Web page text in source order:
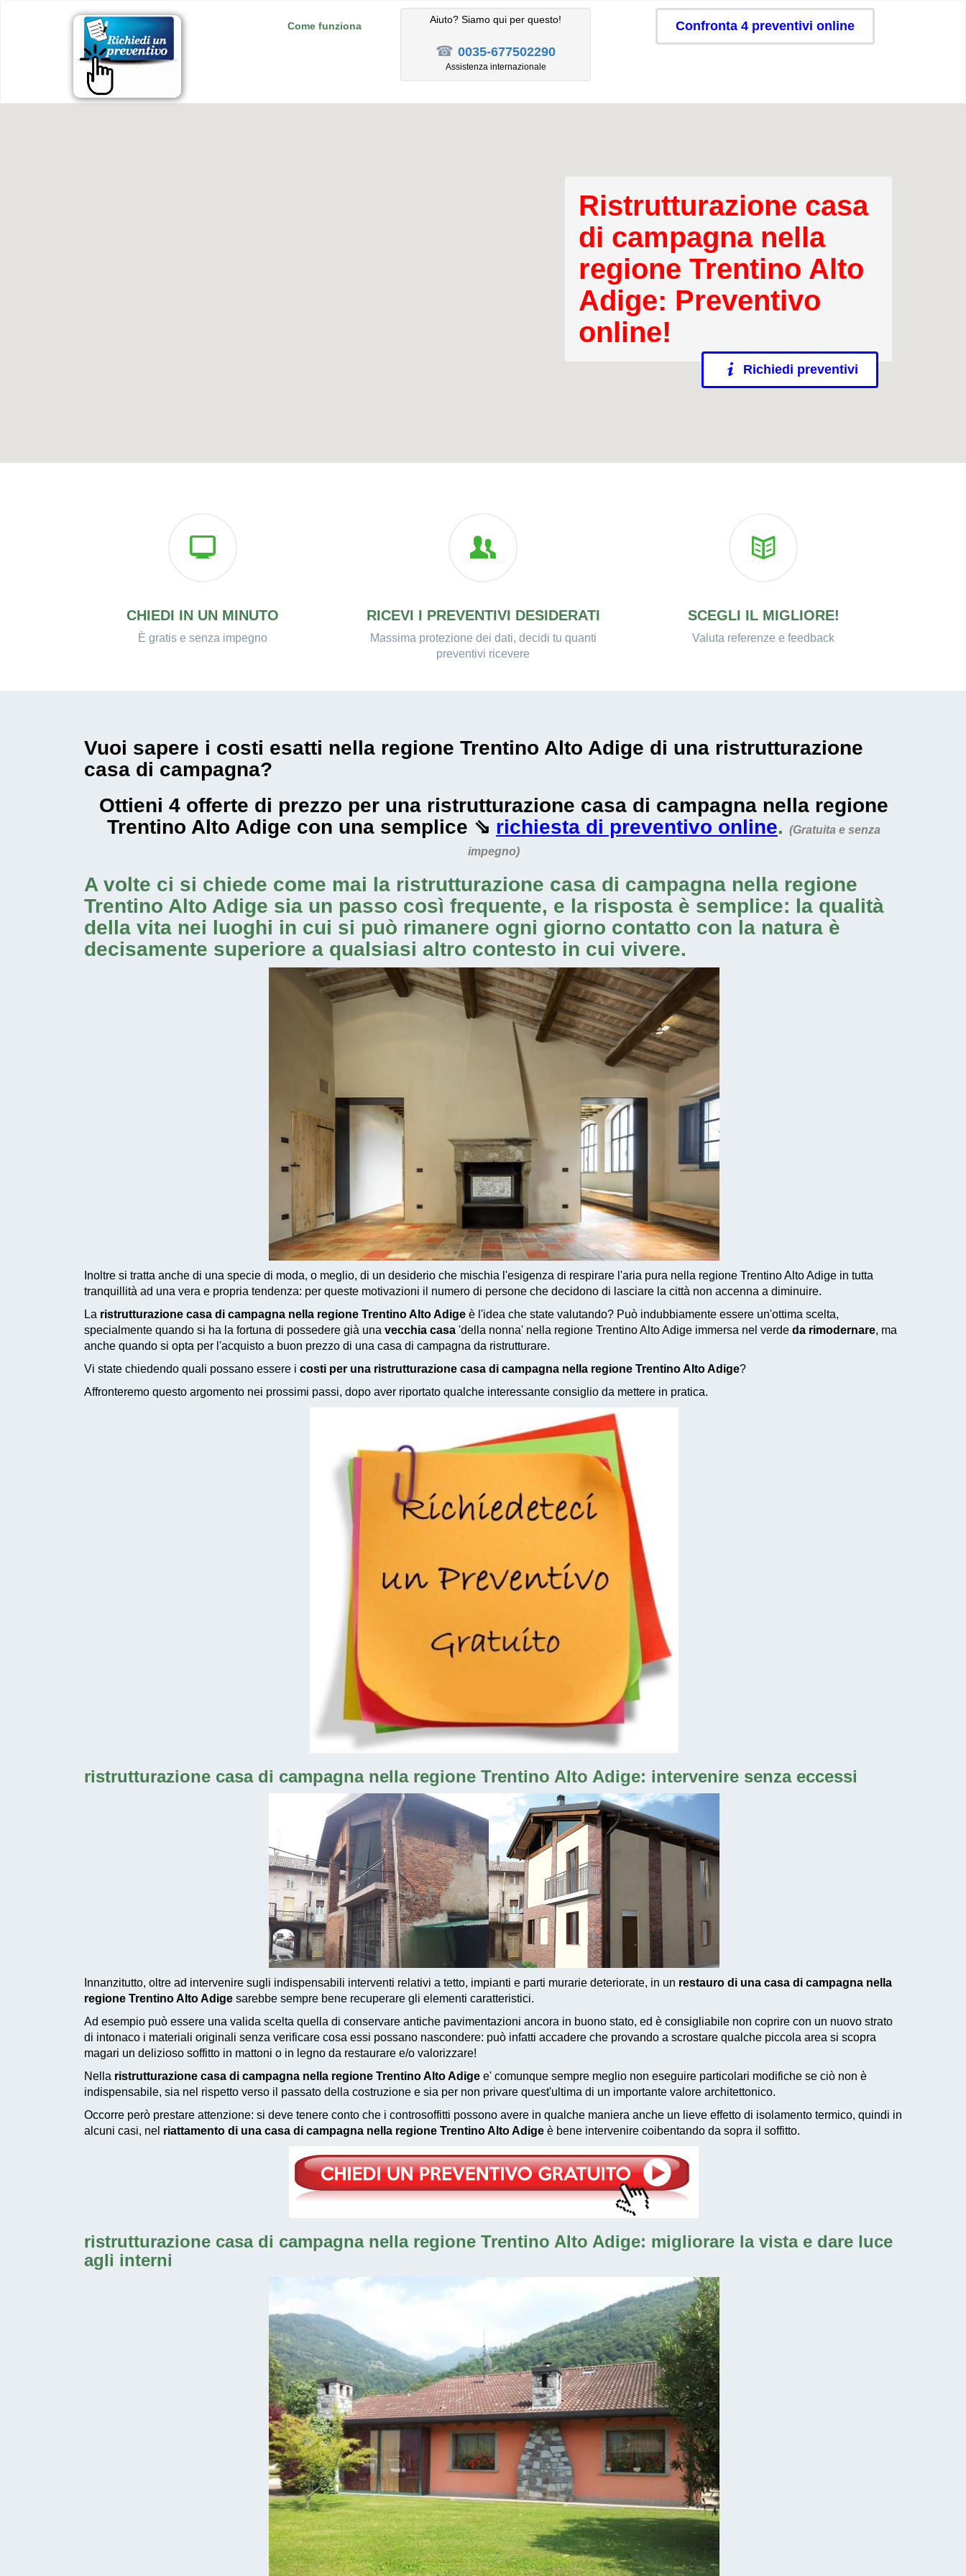
Come funziona
Aiuto? Siamo qui per questo!
☎ 0035-677502290
Assistenza internazionale
Confronta 4 preventivi online
Ristrutturazione casa
di campagna nella
regione Trentino Alto
Adige: Preventivo
online!
Richiedi preventivi
CHIEDI IN UN MINUTO
È gratis e senza impegno
RICEVI I PREVENTIVI DESIDERATI
Massima protezione dei dati, decidi tu quanti
preventivi ricevere
SCEGLI IL MIGLIORE!
Valuta referenze e feedback
Vuoi sapere i costi esatti nella regione Trentino Alto Adige di una ristrutturazione
casa di campagna?
Ottieni 4 offerte di prezzo per una ristrutturazione casa di campagna nella regione
Trentino Alto Adige con una semplice ⇘ richiesta di preventivo online. (Gratuita e senza
impegno)
A volte ci si chiede come mai la ristrutturazione casa di campagna nella regione
Trentino Alto Adige sia un passo così frequente, e la risposta è semplice: la qualità
della vita nei luoghi in cui si può rimanere ogni giorno contatto con la natura è
decisamente superiore a qualsiasi altro contesto in cui vivere.
Inoltre si tratta anche di una specie di moda, o meglio, di un desiderio che mischia l'esigenza di respirare l'aria pura nella regione Trentino Alto Adige in tutta
tranquillità ad una vera e propria tendenza: per queste motivazioni il numero di persone che decidono di lasciare la città non accenna a diminuire.
La ristrutturazione casa di campagna nella regione Trentino Alto Adige è l'idea che state valutando? Può indubbiamente essere un'ottima scelta,
specialmente quando si ha la fortuna di possedere già una vecchia casa 'della nonna' nella regione Trentino Alto Adige immersa nel verde da rimodernare, ma
anche quando si opta per l'acquisto a buon prezzo di una casa di campagna da ristrutturare.
Vi state chiedendo quali possano essere i costi per una ristrutturazione casa di campagna nella regione Trentino Alto Adige?
Affronteremo questo argomento nei prossimi passi, dopo aver riportato qualche interessante consiglio da mettere in pratica.
ristrutturazione casa di campagna nella regione Trentino Alto Adige: intervenire senza eccessi
Innanzitutto, oltre ad intervenire sugli indispensabili interventi relativi a tetto, impianti e parti murarie deteriorate, in un restauro di una casa di campagna nella
regione Trentino Alto Adige sarebbe sempre bene recuperare gli elementi caratteristici.
Ad esempio può essere una valida scelta quella di conservare antiche pavimentazioni ancora in buono stato, ed è consigliabile non coprire con un nuovo strato
di intonaco i materiali originali senza verificare cosa essi possano nascondere: può infatti accadere che provando a scrostare qualche piccola area si scopra
magari un delizioso soffitto in mattoni o in legno da restaurare e/o valorizzare!
Nella ristrutturazione casa di campagna nella regione Trentino Alto Adige e' comunque sempre meglio non eseguire particolari modifiche se ciò non è
indispensabile, sia nel rispetto verso il passato della costruzione e sia per non privare quest'ultima di un importante valore architettonico.
Occorre però prestare attenzione: si deve tenere conto che i controsoffitti possono avere in qualche maniera anche un lieve effetto di isolamento termico, quindi in
alcuni casi, nel riattamento di una casa di campagna nella regione Trentino Alto Adige è bene intervenire coibentando da sopra il soffitto.
ristrutturazione casa di campagna nella regione Trentino Alto Adige: migliorare la vista e dare luce
agli interni